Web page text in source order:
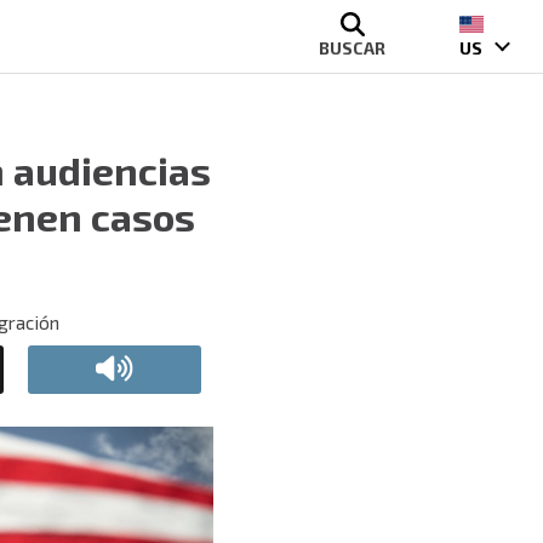
BUSCAR US
audiencias
casos